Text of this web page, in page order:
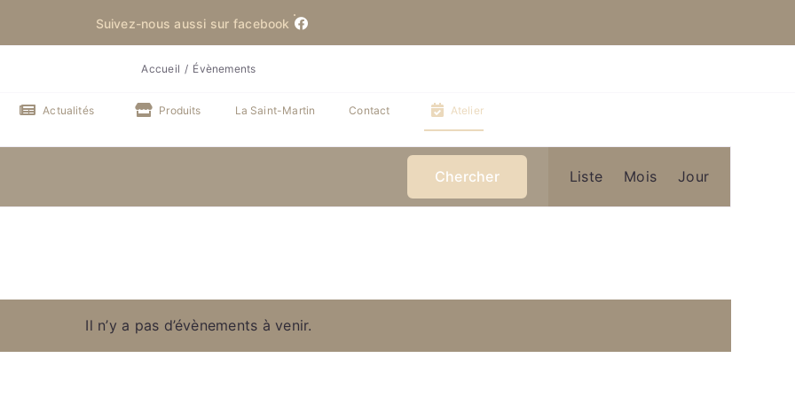
Suivez-nous aussi sur facebook
Actualités Produits La Saint-Martin Contact Atelier
Accueil Évènements
Il n’y a pas d’évènements à venir.
Chercher Liste Mois Jour